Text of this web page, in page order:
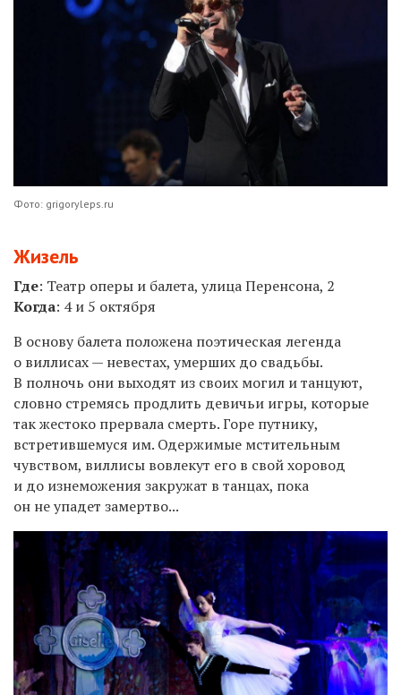
Фото: grigoryleps.ru
Жизель
Где: Театр оперы и балета, улица Перенсона, 2
Когда: 4 и 5 октября
В основу балета положена поэтическая легенда
о виллисах — невестах, умерших до свадьбы.
В полночь они выходят из своих могил и танцуют,
словно стремясь продлить девичьи игры, которые
так жестоко прервала смерть. Горе путнику,
встретившемуся им. Одержимые мстительным
чувством, виллисы вовлекут его в свой хоровод
и до изнеможения закружат в танцах, пока
он не упадет замертво...